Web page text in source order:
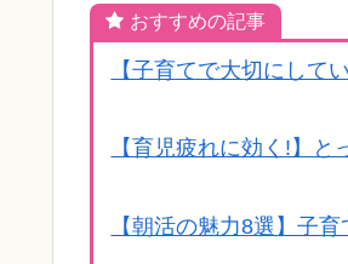
おすすめの記事
【子育てで大切にして
【育児疲れに効く!】
【朝活の魅力8選】子